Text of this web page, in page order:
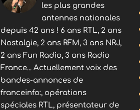
les plus grandes
antennes nationales
depuis 42 ans ! 6 ans RTL, 2 ans
Nostalgie, 2 ans RFM, 3 ans NRJ,
2 ans Fun Radio, 3 ans Radio
France... Actuellement voix des
bandes-annonces de
franceinfo:, opérations
spéciales RTL, présentateur de